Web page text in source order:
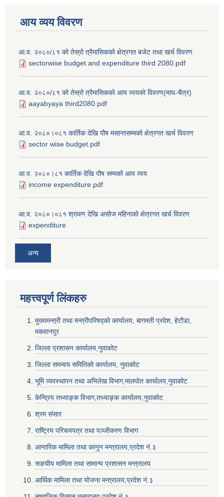
आय व्यय विवरण
आ.व. २०८०/८१ को तेस्रो त्रैमासिकको क्षेत्रगत बजेट तथा खर्च विवरण
sectorwise budget and expenditure third 2080.pdf
आ.व. २०८०/८१ को तेस्रो त्रैमासिकको आय व्ययको विवरण(माघ-चैत्र)
aayabyaya third2080.pdf
आ.व. २०८०।०८१ कार्तिक देखि पौष मसान्तसम्मको क्षेत्रगत खर्च विवरण
sector wise budget.pdf
आ.व. २०८०।८१ कार्तिक देखि पौष सम्मको आय व्यय
income expenditure.pdf
आ.व. २०८०।०८१ श्रावण देखि असोज महिनाको क्षेत्रगत खर्च विवरण
expenditure
अन्य
महत्त्वपूर्ण लि‌ंकहरु
मुख्यमन्त्री तथा मन्त्रीपरिषद्को कार्यालय, बागमती प्रदेश, हेटौडा,
मकवानपुर
जिल्ला प्रशासन कार्यालय,नुवाकोट
जिल्ला समन्वय समितिको कार्यालय, नुवाकोट
भूमि व्यवस्थापन तथा अभिलेख विभाग,मालपोत कार्यालय,नुवाकोट
केन्द्रिय तथ्याङ्क विभाग,तथ्याङ्क कार्यालय,नुवाकोट
श्रम संसार
राष्ट्रिय परिचयपत्र तथा पञ्जीकरण विभाग
आन्तरिक मामिला तथा कानुन मन्त्रालय,प्रदेश नं‌‍‌‍.३
सङघीय मामिला तथा सामान्य प्रशासन मन्त्रालय
आर्थिक मामिला तथा योजना मन्त्रालय,प्रदेश नं‌‍‌‍.३